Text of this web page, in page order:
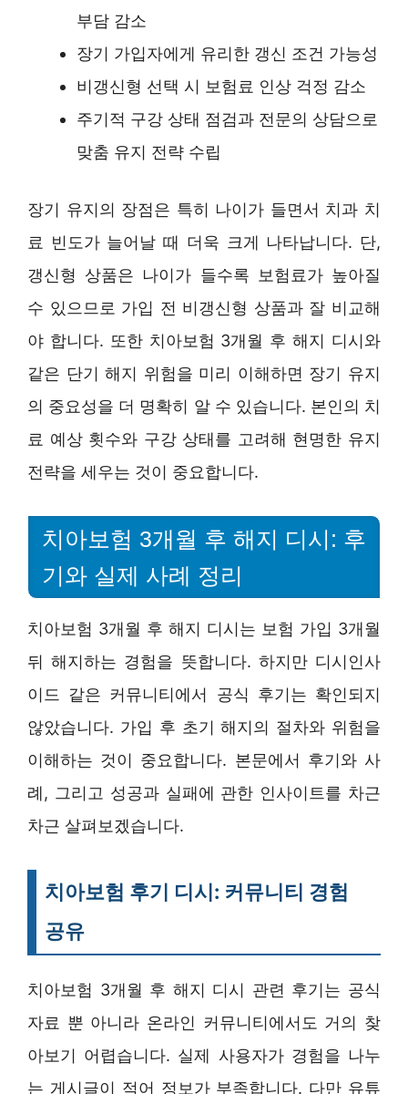
부담 감소
장기 가입자에게 유리한 갱신 조건 가능성
비갱신형 선택 시 보험료 인상 걱정 감소
주기적 구강 상태 점검과 전문의 상담으로
맞춤 유지 전략 수립
장기 유지의 장점은 특히 나이가 들면서 치과 치
료 빈도가 늘어날 때 더욱 크게 나타납니다. 단,
갱신형 상품은 나이가 들수록 보험료가 높아질
수 있으므로 가입 전 비갱신형 상품과 잘 비교해
야 합니다. 또한 치아보험 3개월 후 해지 디시와
같은 단기 해지 위험을 미리 이해하면 장기 유지
의 중요성을 더 명확히 알 수 있습니다. 본인의 치
료 예상 횟수와 구강 상태를 고려해 현명한 유지
전략을 세우는 것이 중요합니다.
치아보험 3개월 후 해지 디시: 후
기와 실제 사례 정리
치아보험 3개월 후 해지 디시는 보험 가입 3개월
뒤 해지하는 경험을 뜻합니다. 하지만 디시인사
이드 같은 커뮤니티에서 공식 후기는 확인되지
않았습니다. 가입 후 초기 해지의 절차와 위험을
이해하는 것이 중요합니다. 본문에서 후기와 사
례, 그리고 성공과 실패에 관한 인사이트를 차근
차근 살펴보겠습니다.
치아보험 후기 디시: 커뮤니티 경험
공유
치아보험 3개월 후 해지 디시 관련 후기는 공식
자료 뿐 아니라 온라인 커뮤니티에서도 거의 찾
아보기 어렵습니다. 실제 사용자가 경험을 나누
는 게시글이 적어 정보가 부족합니다. 다만 유튜